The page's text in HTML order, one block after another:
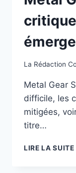
La Rédaction
Metal Gear
difficile, les
mitigées,
titre…
LIRE LA SUITE